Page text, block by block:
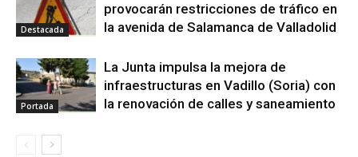
Destacada
provocarán restricciones de tráfico en
la avenida de Salamanca de Valladolid
Portada
La Junta impulsa la mejora de
infraestructuras en Vadillo (Soria) con
la renovación de calles y saneamiento